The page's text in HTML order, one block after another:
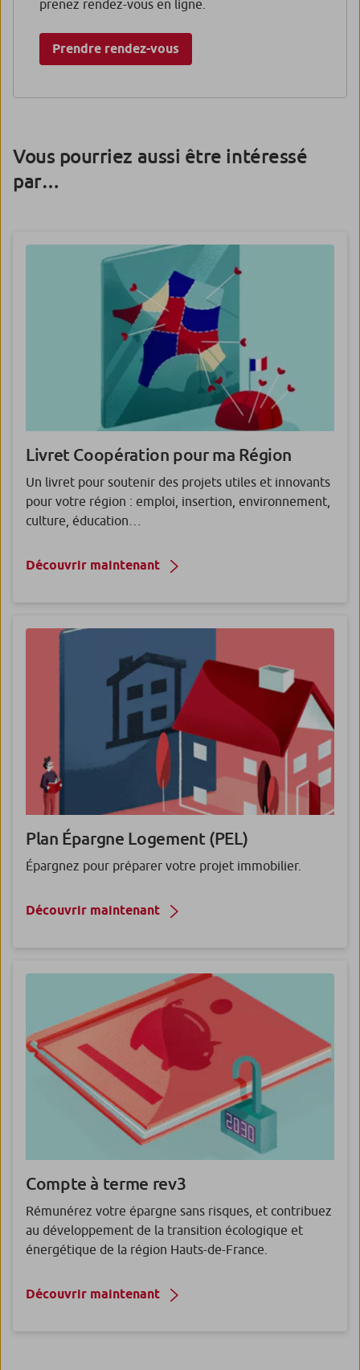
prenez rendez-vous en ligne.
Prendre rendez-vous
Vous pourriez aussi être intéressé
par…
Livret Coopération pour ma Région
Un livret pour soutenir des projets utiles et innovants
pour votre région : emploi, insertion, environnement,
culture, éducation…
Découvrir maintenant
Plan Épargne Logement (PEL)
Épargnez pour préparer votre projet immobilier.
Découvrir maintenant
Compte à terme rev3
Rémunérez votre épargne sans risques, et contribuez
au développement de la transition écologique et
énergétique de la région Hauts-de-France.
Découvrir maintenant